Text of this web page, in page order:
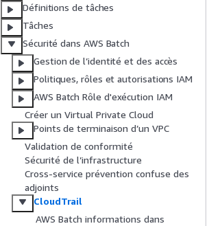
Définitions de tâches
Tâches
Sécurité dans AWS Batch
Gestion de l’identité et des accès
Politiques, rôles et autorisations IAM
AWS Batch Rôle d'exécution IAM
Créer un Virtual Private Cloud
Points de terminaison d’un VPC
Validation de conformité
Sécurité de l’infrastructure
Cross-service prévention confuse des
adjoints
CloudTrail
AWS Batch informations dans